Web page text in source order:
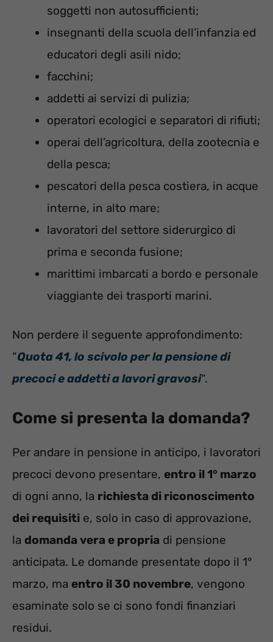
soggetti non autosufficienti;
insegnanti della scuola dell’infanzia ed
educatori degli asili nido;
facchini;
addetti ai servizi di pulizia;
operatori ecologici e separatori di rifiuti;
operai dell’agricoltura, della zootecnia e
della pesca;
pescatori della pesca costiera, in acque
interne, in alto mare;
lavoratori del settore siderurgico di
prima e seconda fusione;
marittimi imbarcati a bordo e personale
viaggiante dei trasporti marini.
Non perdere il seguente approfondimento:
“Quota 41, lo scivolo per la pensione di
precoci e addetti a lavori gravosi“.
Come si presenta la domanda?
Per andare in pensione in anticipo, i lavoratori
precoci devono presentare, entro il 1° marzo
di ogni anno, la richiesta di riconoscimento
dei requisiti e, solo in caso di approvazione,
la domanda vera e propria di pensione
anticipata. Le domande presentate dopo il 1°
marzo, ma entro il 30 novembre, vengono
esaminate solo se ci sono fondi finanziari
residui.